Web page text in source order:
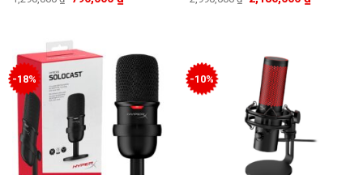
-18% -10%